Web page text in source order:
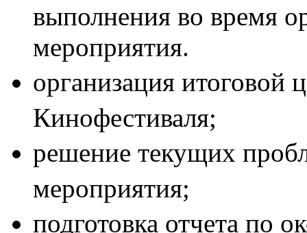
выполнения во время
мероприятия.
организация итоговой
Кинофестиваля;
решение текущих
мероприятия;
подготовка отчета по